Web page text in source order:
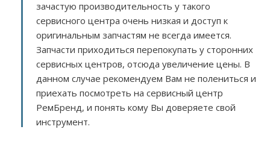
зачастую производительность у такого
сервисного центра очень низкая и доступ к
оригинальным запчастям не всегда имеется.
Запчасти приходиться перепокупать у сторонних
сервисных центров, отсюда увеличение цены. В
данном случае рекомендуем Вам не полениться и
приехать посмотреть на сервисный центр
РемБренд, и понять кому Вы доверяете свой
инструмент.